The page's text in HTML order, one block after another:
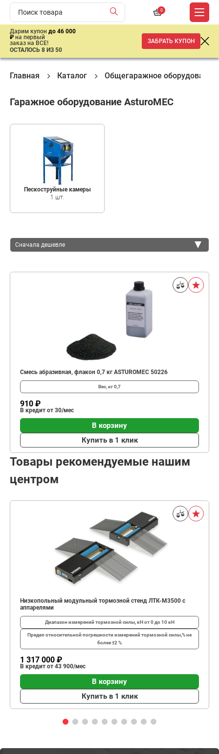
0
Дарим купон до 46 000
₽ на первый
заказ на ВСЕ!
ОСТАЛОСЬ 8 ИЗ 50
ЗАБРАТЬ КУПОН
Главная Каталог Общегаражное оборудование
Гаражное оборудование AsturoMEC
Пескоструйные камеры
1 шт.
Сначала дешевле
Смесь абразивная, флакон 0,7 кг ASTUROMEC 50226
Вес, кг0,7
910 ₽
В кредит от 30/мес
В корзину
Купить в 1 клик
Товары рекомендуемые нашим
центром
Низкопольный модульный тормозной стенд ЛТК-М3500 с
аппарелями
Диапазон измерений тормозной силы, кНот 0 до 10 кН
Предел относительной погрешности измерений тормозной силы,%не
более ±2 %
1 317 000 ₽
В кредит от 43 900/мес
В корзину
Купить в 1 клик